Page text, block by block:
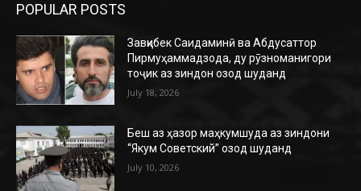
POPULAR POSTS
Завқибек Саидаминӣ ва Абдусаттор
Пирмуҳаммадзода, ду рӯзноманигори
тоҷик аз зиндон озод шуданд
July 18, 2026
Беш аз ҳазор маҳкумшуда аз зиндони
“Якум Советский” озод шуданд
July 10, 2026